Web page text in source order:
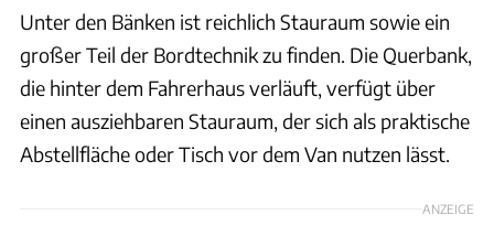
Unter den Bänken ist reichlich Stauraum sowie ein
großer Teil der Bordtechnik zu finden. Die Querbank,
die hinter dem Fahrerhaus verläuft, verfügt über
einen ausziehbaren Stauraum, der sich als praktische
Abstellfläche oder Tisch vor dem Van nutzen lässt.
ANZEIGE